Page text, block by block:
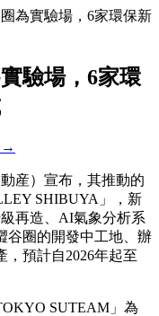
為實驗場，6家環保新
驗場，6家環
→
産）宣布，其推動的
SHIBUYA」，新
再造、AI氣象分析系
谷圈的開發中工地、辦
預計自2026年起至
SUTEAM」為